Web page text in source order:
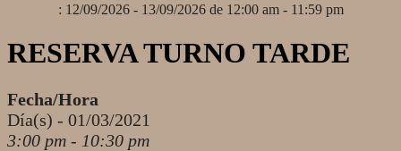
: 12/09/2026 - 13/09/2026 de 12:00 am - 11:59 pm
RESERVA TURNO TARDE
Fecha/Hora
Día(s) - 01/03/2021
3:00 pm - 10:30 pm